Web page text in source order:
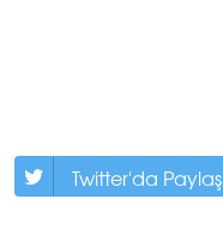
Twitter'da Paylaş